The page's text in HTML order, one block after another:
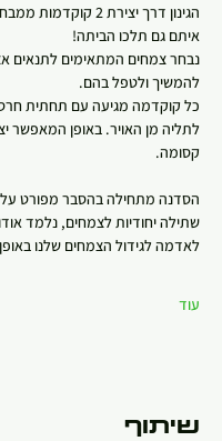
הגינון דרך יצירת 2
איתם גם תלכו הביתה!
נבחר צמחים המתאימים לתנאים
להמשיך ולטפל בהם.
כל קוקדמה מגיעה עם תחתית
לתליה מן האויר. באופן המאפשר
קסומה.
הסדנה מתחילה בהסבר מפורט
שתילה יחודיות לצמחים, נלמד
לאדמה לגידול הצמחים שלנו
עוד
שיתוף